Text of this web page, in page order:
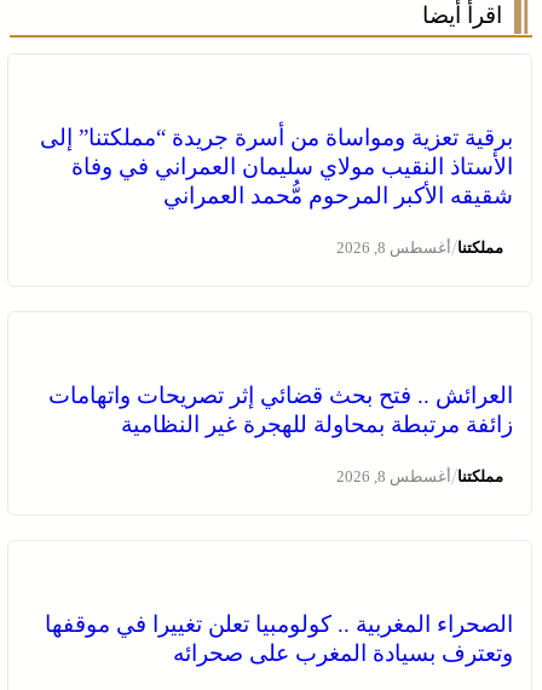
اقرأ أيضا
برقية تعزية ومواساة من أسرة جريدة “مملكتنا” إلى
الأستاذ النقيب مولاي سليمان العمراني في وفاة
شقيقه الأكبر المرحوم مُّحمد العمراني
مملكتنا/أغسطس 8, 2026
العرائش .. فتح بحث قضائي إثر تصريحات واتهامات
زائفة مرتبطة بمحاولة للهجرة غير النظامية
مملكتنا/أغسطس 8, 2026
الصحراء المغربية .. كولومبيا تعلن تغييرا في موقفها
وتعترف بسيادة المغرب على صحرائه